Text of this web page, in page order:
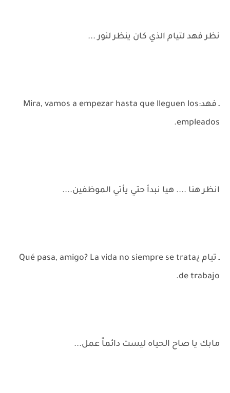
نظر فهد لتيام الذي كان ينظر لنور ...
ـ فهد:Mira, vamos a empezar hasta que lleguen los
empleados.
انظر هنا .... هيا نبدأ حتي يأتي الموظفين....
ـ تيام ¿Qué pasa, amigo? La vida no siempre se trata
de trabajo.
مابك يا صاح الحياه ليست دائماً عمل...